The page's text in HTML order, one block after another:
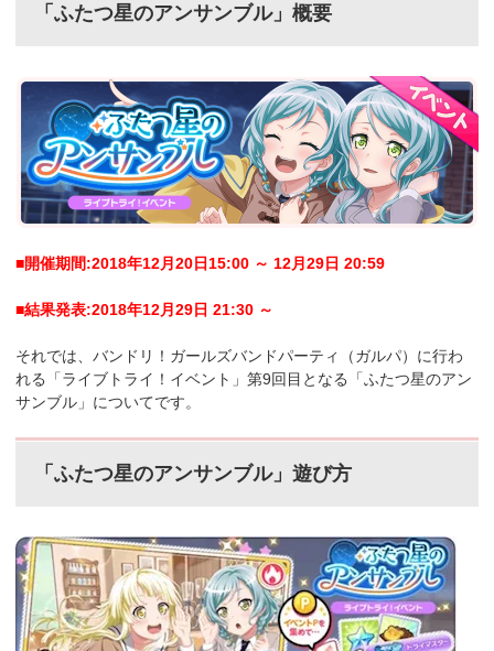
「ふたつ星のアンサンブル」概要
■開催期間:2018年12月20日15:00 ～ 12月29日 20:59
■結果発表:2018年12月29日 21:30 ～
それでは、バンドリ！ガールズバンドパーティ（ガルパ）に行わ
れる「ライブトライ！イベント」第9回目となる「ふたつ星のアン
サンブル」についてです。
「ふたつ星のアンサンブル」遊び方